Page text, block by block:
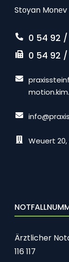
Stоyan
0 54 92
0 54 92
Weuert
Ärztlicher
116 117